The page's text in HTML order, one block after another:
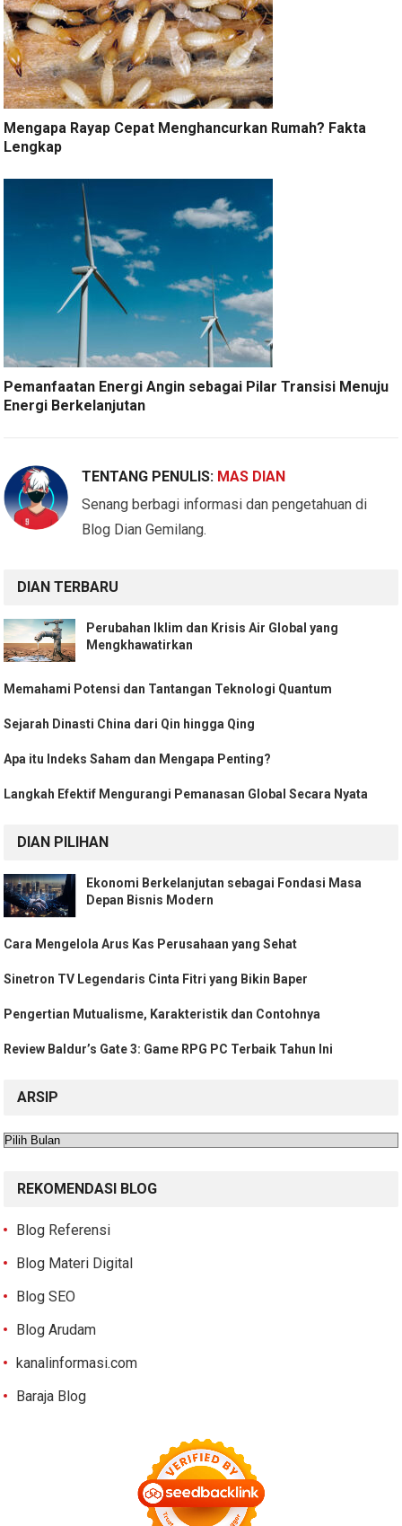
Mengapa Rayap Cepat Menghancurkan Rumah? Fakta
Lengkap
Pemanfaatan Energi Angin sebagai Pilar Transisi Menuju
Energi Berkelanjutan
TENTANG PENULIS: MAS DIAN
Senang berbagi informasi dan pengetahuan di
Blog Dian Gemilang.
DIAN TERBARU
Perubahan Iklim dan Krisis Air Global yang
Mengkhawatirkan
Memahami Potensi dan Tantangan Teknologi Quantum
Sejarah Dinasti China dari Qin hingga Qing
Apa itu Indeks Saham dan Mengapa Penting?
Langkah Efektif Mengurangi Pemanasan Global Secara Nyata
DIAN PILIHAN
Ekonomi Berkelanjutan sebagai Fondasi Masa
Depan Bisnis Modern
Cara Mengelola Arus Kas Perusahaan yang Sehat
Sinetron TV Legendaris Cinta Fitri yang Bikin Baper
Pengertian Mutualisme, Karakteristik dan Contohnya
Review Baldur’s Gate 3: Game RPG PC Terbaik Tahun Ini
ARSIP
Arsip
REKOMENDASI BLOG
Blog Referensi
Blog Materi Digital
Blog SEO
Blog Arudam
kanalinformasi.com
Baraja Blog